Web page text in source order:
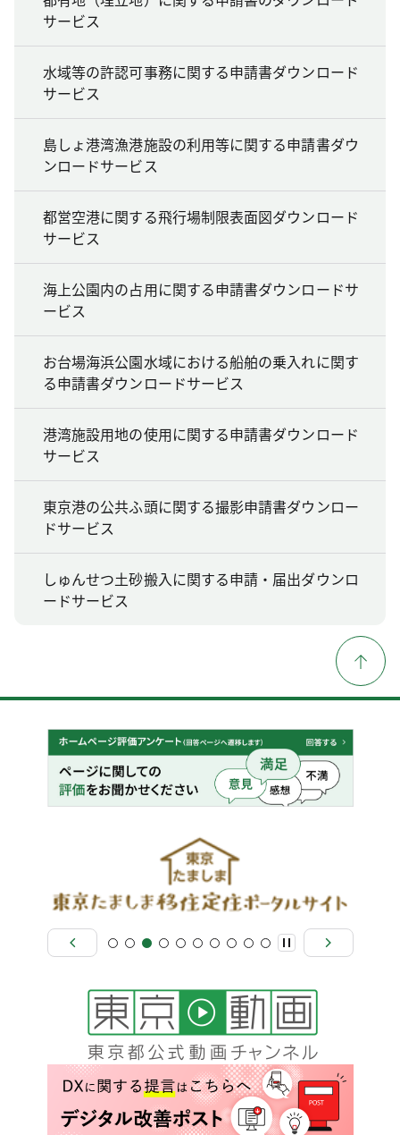
サービス
水域等の許認可事務に関する申請書ダウンロード
サービス
島しょ港湾漁港施設の利用等に関する申請書ダウ
ンロードサービス
都営空港に関する飛行場制限表面図ダウンロード
サービス
海上公園内の占用に関する申請書ダウンロードサ
ービス
お台場海浜公園水域における船舶の乗入れに関す
る申請書ダウンロードサービス
港湾施設用地の使用に関する申請書ダウンロード
サービス
東京港の公共ふ頭に関する撮影申請書ダウンロー
ドサービス
しゅんせつ土砂搬入に関する申請・届出ダウンロ
ードサービス